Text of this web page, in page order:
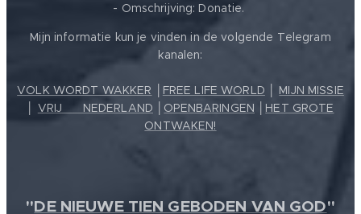
- Omschrijving: Donatie.
Mijn informatie kun je vinden in de volgende Telegram
kanalen:
VOLK WORDT WAKKER FREE LIFE WORLD
MIJN MISSIE
VRIJ ❤️ NEDERLAND OPENBARINGEN
HET GROTE
ONTWAKEN!
"DE NIEUWE TIEN GEBODEN VAN GOD"